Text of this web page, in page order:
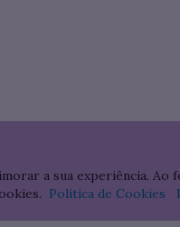
a sua experiência.
Política de Cookies